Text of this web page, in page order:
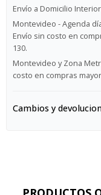
Envío a Domicilio
Montevideo - Agenda
Envío sin costo en
130.
Montevideo y Zona
costo en compras
Cambios y